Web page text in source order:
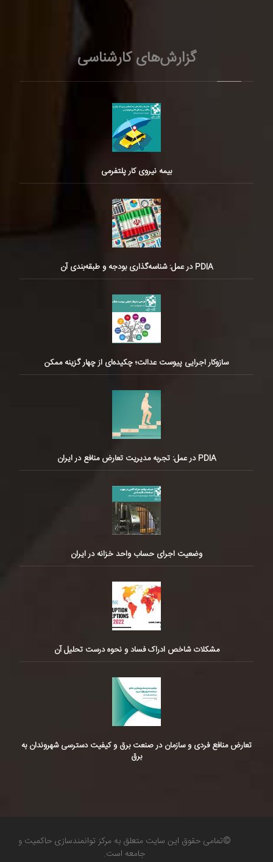
گزارش‌های کارشناسی
بیمه نیروی کار پلتفرمی
PDIA در عمل: شناسه‌گذاری بودجه و طبقه‌بندی آن
سازوکار اجرایی پیوست عدالت؛ چکیده‌ای از چهار گزینه ممکن
PDIA در عمل: تجربه مدیریت تعارض منافع در ایران
وضعیت اجرای حساب واحد خزانه در ایران
مشکلات شاخص ادراک فساد و نحوه درست تحلیل آن
تعارض منافع فردی و سازمان در صنعت برق و کیفیت دسترسی شهروندان به
برق
©تمامی حقوق این سایت متعلق به مرکز توانمندسازی حاکمیت و
جامعه است.